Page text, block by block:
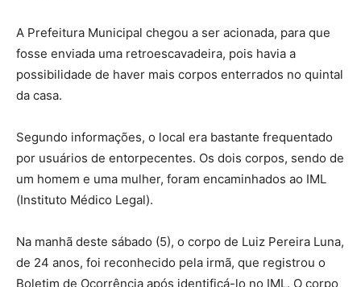
A Prefeitura Municipal chegou a ser acionada, para que
fosse enviada uma retroescavadeira, pois havia a
possibilidade de haver mais corpos enterrados no quintal
da casa.
Segundo informações, o local era bastante frequentado
por usuários de entorpecentes. Os dois corpos, sendo de
um homem e uma mulher, foram encaminhados ao IML
(Instituto Médico Legal).
Na manhã deste sábado (5), o corpo de Luiz Pereira Luna,
de 24 anos, foi reconhecido pela irmã, que registrou o
Boletim de Ocorrência após identificá-lo no IML. O corpo